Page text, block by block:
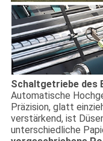
Schaltgetriebe des
Automatische
Präzision, glatt
verstärkend, ist
unterschiedliche